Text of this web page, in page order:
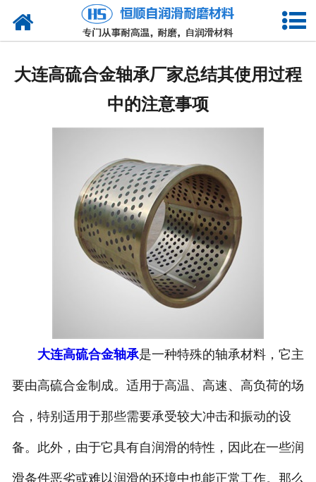
网站首页
技术参数
选型介绍
合作客户
公司概况
联系我们
大连高硫合金轴承厂家总结其使用过程
中的注意事项
大连高硫合金轴承是一种特殊的轴承材料，它主
要由高硫合金制成。适用于高温、高速、高负荷的场
合，特别适用于那些需要承受较大冲击和振动的设
备。此外，由于它具有自润滑的特性，因此在一些润
滑条件恶劣或难以润滑的环境中也能正常工作。那么